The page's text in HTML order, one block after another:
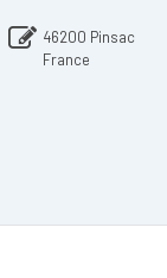
46200 Pinsac
France